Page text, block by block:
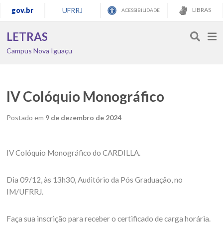
gov.br UFRRJ ACESSIBILIDADE LIBRAS
LETRAS
Campus Nova Iguaçu
IV Colóquio Monográfico
Postado em 9 de dezembro de 2024
IV Colóquio Monográfico do CARDILLA.
Dia 09/12, às 13h30, Auditório da Pós Graduação, no
IM/UFRRJ.
Faça sua inscrição para receber o certificado de carga horária.